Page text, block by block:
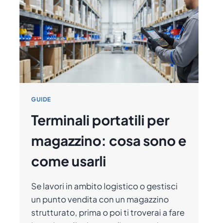
PER
L’INDUSTRIA
4.0
GUIDE
Terminali portatili per
magazzino: cosa sono e
come usarli
Se lavori in ambito logistico o gestisci
un punto vendita con un magazzino
strutturato, prima o poi ti troverai a fare